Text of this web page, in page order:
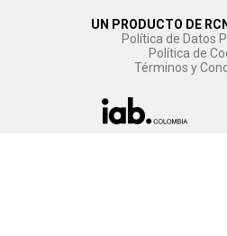
UN PRODUCTO DE
Política de Datos
Política de
Términos y